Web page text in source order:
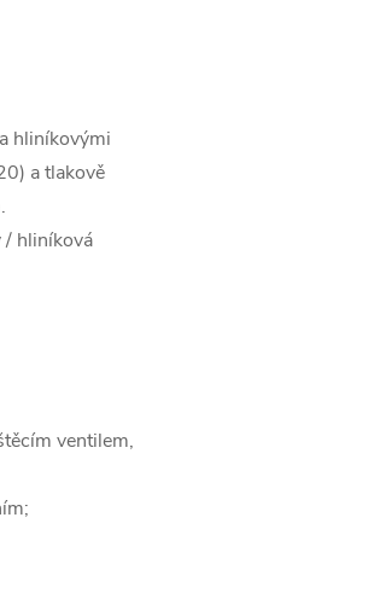
hliníkovými
a tlakově
/ hliníková
ventilem,